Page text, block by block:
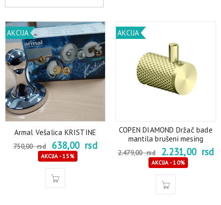
AKCIJA
Armal Vešalica KRISTINE
750,00rsd 638,00 rsd
AKCIJA - 15%
AKCIJA
COPEN DIAMOND Držač bade
mantila brušeni mesing
2.479,00rsd 2.231,00 rsd
AKCIJA - 10%